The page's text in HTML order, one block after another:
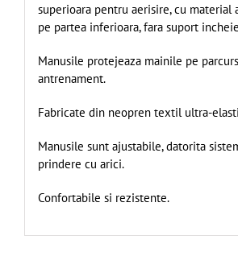
superioara pentru aerisire, cu material
pe partea inferioara, fara suport
Manusile protejeaza mainile pe
antrenament.
Fabricate din neopren textil ultra-
Manusile sunt ajustabile, datorita
prindere cu arici.
Confortabile si rezistente.